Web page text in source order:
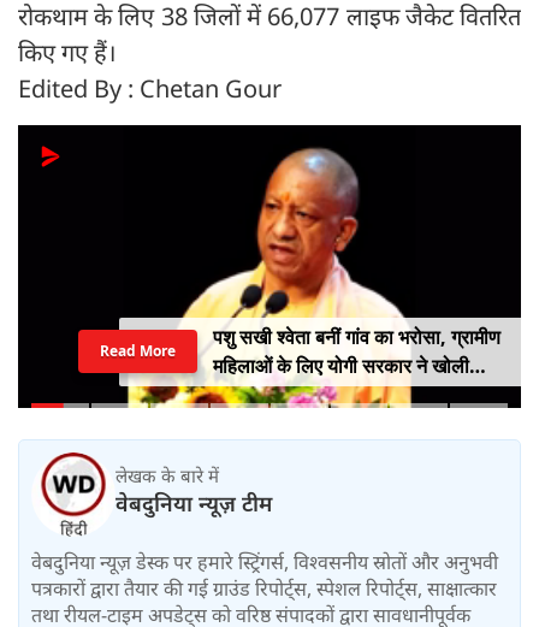
रोकथाम के लिए 38 जिलों में 66,077 लाइफ जैकेट वितरित
किए गए हैं।
Edited By : Chetan Gour
पशु सखी श्वेता बनीं गांव का भरोसा, ग्रामीण
महिलाओं के लिए योगी सरकार ने खोली
आत्मनिर्भरता की राह
Read More
लेखक के बारे में
वेबदुनिया न्यूज़ टीम
वेबदुनिया न्यूज़ डेस्क पर हमारे स्ट्रिंगर्स, विश्वसनीय स्रोतों और अनुभवी
पत्रकारों द्वारा तैयार की गई ग्राउंड रिपोर्ट्स, स्पेशल रिपोर्ट्स, साक्षात्कार
तथा रीयल-टाइम अपडेट्स को वरिष्ठ संपादकों द्वारा सावधानीपूर्वक